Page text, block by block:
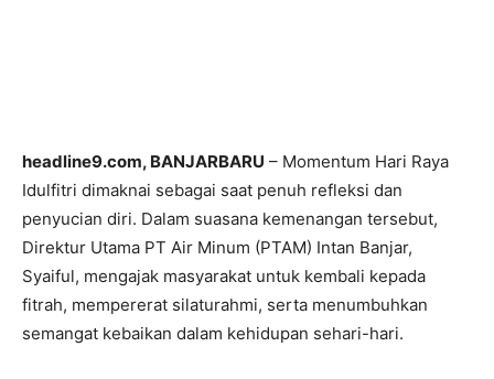
headline9.com, BANJARBARU – Momentum Hari Raya
Idulfitri dimaknai sebagai saat penuh refleksi dan
penyucian diri. Dalam suasana kemenangan tersebut,
Direktur Utama PT Air Minum (PTAM) Intan Banjar,
Syaiful, mengajak masyarakat untuk kembali kepada
fitrah, mempererat silaturahmi, serta menumbuhkan
semangat kebaikan dalam kehidupan sehari-hari.